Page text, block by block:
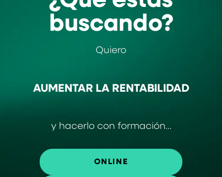
buscando?
Quiero
AUMENTAR LA RENTABILIDAD
y hacerlo con formación...
ONLINE